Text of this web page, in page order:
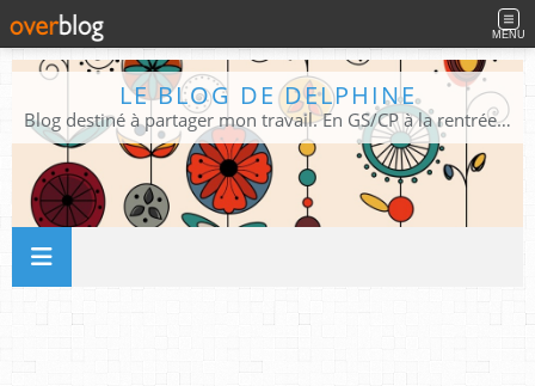
MENU
LE BLOG DE DELPHINE
Blog destiné à partager mon travail. En GS/CP à la rentrée 2026/2027 !